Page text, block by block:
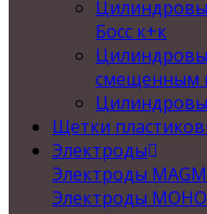
Босс к+к
смещенным
Щетки
Электроды
Электроды
Электроды